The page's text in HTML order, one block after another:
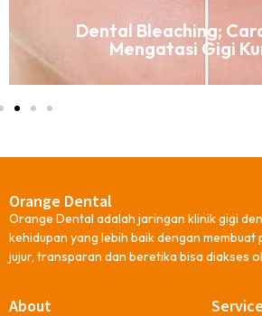
Dental Bleaching;
Mengatasi Gigi
Orange Dental
Orange Dental adalah jaringan klinik gigi
kehidupan yang lebih baik dengan
jujur, transparan dan beretika bisa diakses
About